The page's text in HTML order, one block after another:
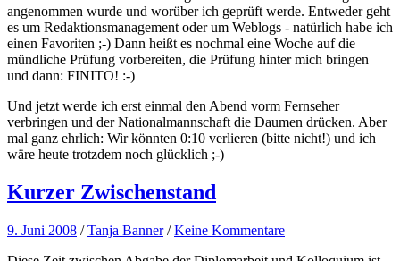
angenommen wurde und worüber ich geprüft werde. Entweder geht
es um Redaktionsmanagement oder um Weblogs - natürlich habe ich
einen Favoriten ;-) Dann heißt es nochmal eine Woche auf die
mündliche Prüfung vorbereiten, die Prüfung hinter mich bringen
und dann: FINITO! :-)
Und jetzt werde ich erst einmal den Abend vorm Fernseher
verbringen und der Nationalmannschaft die Daumen drücken. Aber
mal ganz ehrlich: Wir könnten 0:10 verlieren (bitte nicht!) und ich
wäre heute trotzdem noch glücklich ;-)
Kurzer Zwischenstand
9. Juni 2008 /Tanja Banner /Keine Kommentare